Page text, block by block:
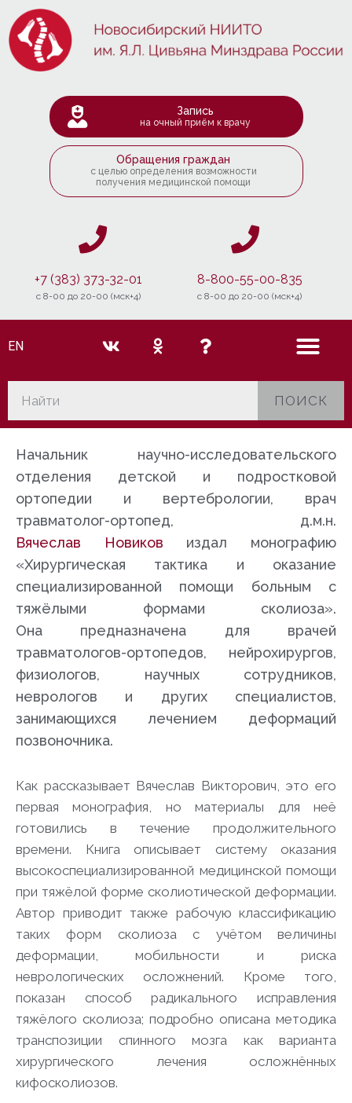
Запись
на очный приём к врачу
Обращения граждан
с целью определения возможности
получения медицинской помощи
+7 (383) 373-32-01
c 8-00 до 20-00 (мск+4)
8-800-55-00-835
c 8-00 до 20-00 (мск+4)
EN
ПОИСК
Начальник научно-исследовательского
отделения детской и подростковой
ортопедии и вертебрологии, врач
травматолог-ортопед, д.м.н.
Вячеслав Новиков издал монографию
«Хирургическая тактика и оказание
специализированной помощи больным с
тяжёлыми формами сколиоза».
Она предназначена для врачей
травматологов-ортопедов, нейрохирургов,
физиологов, научных сотрудников,
неврологов и других специалистов,
занимающихся лечением деформаций
позвоночника.
Как рассказывает Вячеслав Викторович, это его
первая монография, но материалы для неё
готовились в течение продолжительного
времени. Книга описывает систему оказания
высокоспециализированной медицинской помощи
при тяжёлой форме сколиотической деформации.
Автор приводит также рабочую классификацию
таких форм сколиоза с учётом величины
деформации, мобильности и риска
неврологических осложнений. Кроме того,
показан способ радикального исправления
тяжёлого сколиоза; подробно описана методика
транспозиции спинного мозга как варианта
хирургического лечения осложнённых
кифосколиозов.